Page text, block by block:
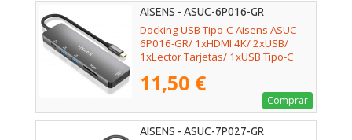
AISENS - ASUC-6P016-GR
Docking USB Tipo-C Aisens ASUC-
6P016-GR/ 1xHDMI 4K/ 2xUSB/
1xLector Tarjetas/ 1xUSB Tipo-C
11,50 €
Comprar
AISENS - ASUC-7P027-GR